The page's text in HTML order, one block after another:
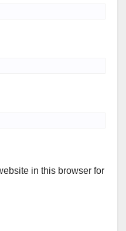
in this browser for